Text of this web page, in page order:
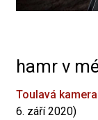
hamr v
Toulavá
6. září 2020)